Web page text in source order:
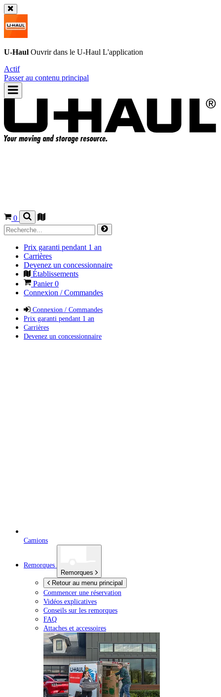
U-Haul Ouvrir dans le U-Haul L'application
Actif
Passer au contenu principal
0
Prix garanti pendant 1 an
Carrières
Devenez un concessionnaire
Établissements
Panier0
Connexion / Commandes
Connexion / Commandes
Prix garanti pendant 1 an
Carrières
Devenez un concessionnaire
Camions
Remorques
Remorques
Retour au menu principal
Commencer une réservation
Vidéos explicatives
Conseils sur les remorques
FAQ
Attaches et accessoires